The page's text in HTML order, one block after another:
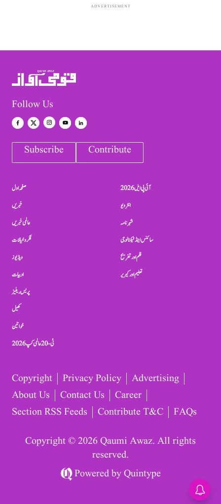
ADVERTISEMENT
Follow Us
Subscribe Contribute
صفحہ اول
خبریں
عالمی خبریں
فکر و خیالات
ویڈیوز
ادبیات
پریس ریلیز
کھیل
خواتین
ٹی-20 عالمی کپ 2026
آئی پی ایل 2026
انٹرویو
شہرنامہ
سائنس اینڈ ٹیکنالوجی
فلم اور تفریح
تعلیم اور کیریر
Copyright Privacy Policy
Advertising
About Us
Contact Us
Career
Section RSS Feeds
Contribute T&C FAQs
Copyright © 2026 Qaumi Awaz. All rights
reserved.
Powered byQuintype